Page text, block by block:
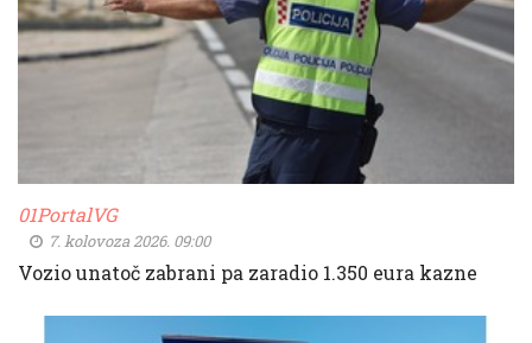
01PortalVG
7. kolovoza 2026. 09:00
Vozio unatoč zabrani pa zaradio 1.350 eura kazne